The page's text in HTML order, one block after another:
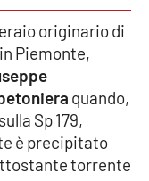
originario di
Piemonte,
quando,
sulla Sp 179,
è precipitato
torrente